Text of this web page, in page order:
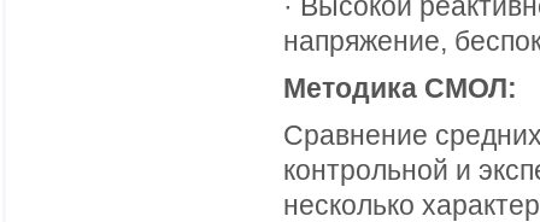
· Высокой
напряжение,
Методика СМОЛ:
Сравнение
контрольной и
несколько